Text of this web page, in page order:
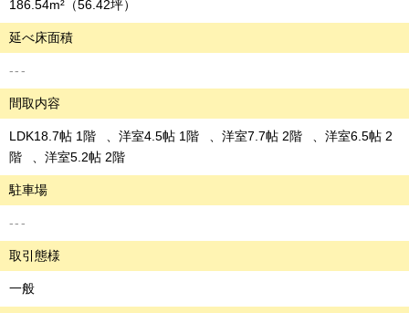
186.54m² （56.42坪）
延べ床面積
---
間取内容
LDK18.7帖 1階 洋室4.5帖 1階 洋室7.7帖 2階
洋室6.5帖 2
階
洋室5.2帖 2階
駐車場
---
取引態様
一般